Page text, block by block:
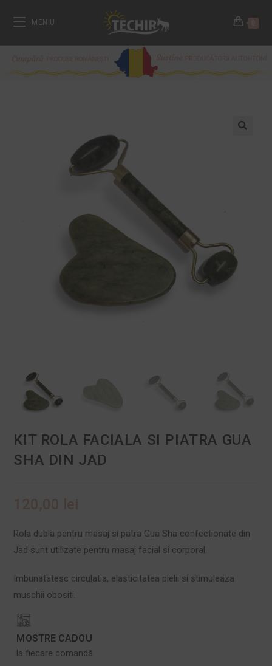
MENIU
KIT ROLA FACIALA SI PIATRA GUA
SHA DIN JAD
Rola dubla pentru masaj si patra Gua Sha confectionate din
Jad sunt utilizate pentru masaj facial si corporal.
Imbunatatesc circulatia, elasticitatea pielii si stimuleaza
muschii obositi.
MOSTRE CADOU
la fiecare comandă